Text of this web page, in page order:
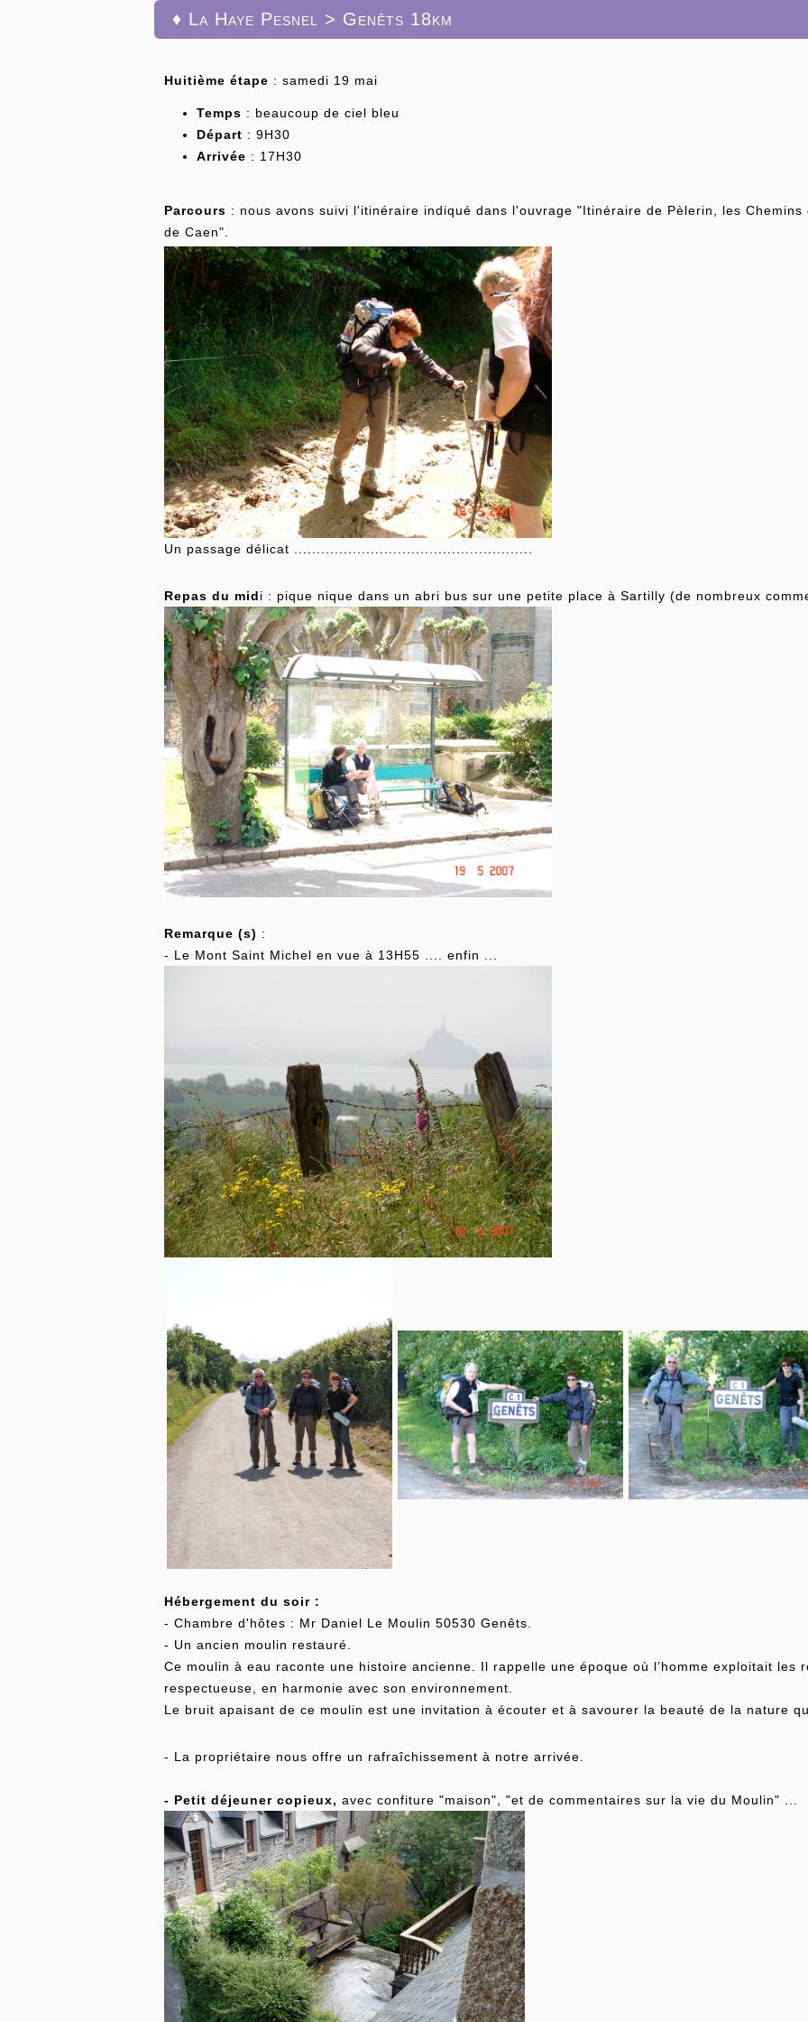
♦ La Haye Pesnel > Genêts 18km
Huitième étape : samedi 19 mai
Temps : beaucoup de ciel bleu
Départ : 9H30
Arrivée : 17H30
Parcours : nous avons suivi l'itinéraire indiqué dans l'ouvrage "Itinéraire de Pèlerin, les Chemins
de Caen".
Un passage délicat .....................................................
Repas du midi : pique nique dans un abri bus sur une petite place à Sartilly (de nombreux
Remarque (s) :
- Le Mont Saint Michel en vue à 13H55 .... enfin ...
Hébergement du soir :
- Chambre d'hôtes : Mr Daniel Le Moulin 50530 Genêts.
- Un ancien moulin restauré.
Ce moulin à eau raconte une histoire ancienne. Il rappelle une époque où l’homme exploitait les
respectueuse, en harmonie avec son environnement.
Le bruit apaisant de ce moulin est une invitation à écouter et à savourer la beauté de la nature
- La propriétaire nous offre un rafraîchissement à notre arrivée.
- Petit déjeuner copieux, avec confiture "maison", "et de commentaires sur la vie du Moulin" ...